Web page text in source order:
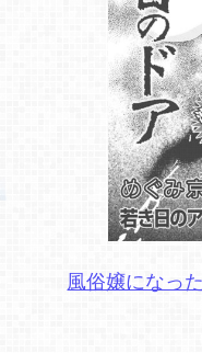
風俗嬢になっ